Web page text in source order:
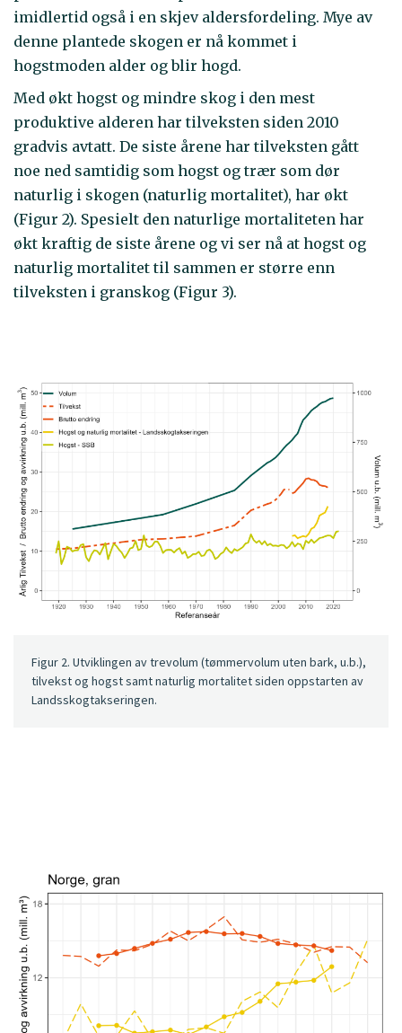
imidlertid også i en skjev aldersfordeling. Mye av
denne plantede skogen er nå kommet i
hogstmoden alder og blir hogd.
Med økt hogst og mindre skog i den mest
produktive alderen har tilveksten siden 2010
gradvis avtatt. De siste årene har tilveksten gått
noe ned samtidig som hogst og trær som dør
naturlig i skogen (naturlig mortalitet), har økt
(Figur 2). Spesielt den naturlige mortaliteten har
økt kraftig de siste årene og vi ser nå at hogst og
naturlig mortalitet til sammen er større enn
tilveksten i granskog (Figur 3).
Figur 2. Utviklingen av trevolum (tømmervolum uten bark, u.b.),
tilvekst og hogst samt naturlig mortalitet siden oppstarten av
Landsskogtakseringen.